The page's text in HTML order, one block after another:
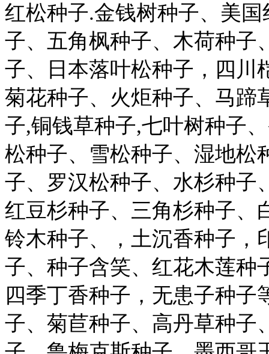
红松种子.金钱树种子、美
子、五角枫种子、木荷种子
子、日本落叶松种子，四川
菊花种子、火炬种子、马蹄
子,铜钱草种子,七叶树种子
松种子、雪松种子、湿地松
子、罗汉松种子、水杉种子
红豆杉种子、三角杉种子、
铃木种子、，土沉香种子，
子、种子含笑、红花木莲种
四季丁香种子，无患子种
子、菊苣种子、高丹草种子